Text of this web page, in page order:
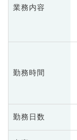
業務内容
勤務時間
勤務日数